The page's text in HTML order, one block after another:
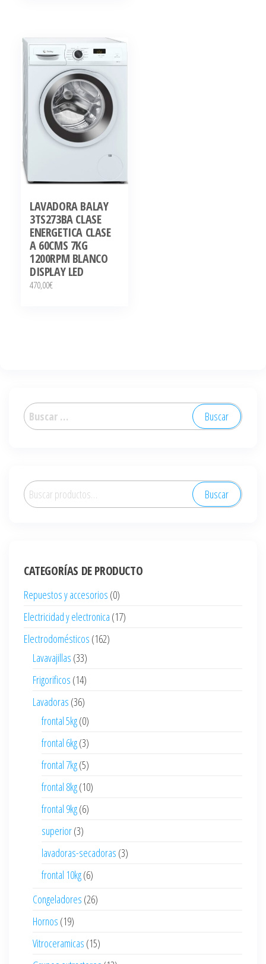
LAVADORA BALAY
3TS273BA CLASE
ENERGETICA CLASE
A 60CMS 7KG
1200RPM BLANCO
DISPLAY LED
470,00€
Buscar:
Buscar
por:
Buscar
CATEGORÍAS DE PRODUCTO
Repuestos y accesorios (0)
Electricidad y electronica (17)
Electrodomésticos (162)
Lavavajillas (33)
Frigorificos (14)
Lavadoras (36)
frontal 5kg(0)
frontal 6kg(3)
frontal 7kg(5)
frontal 8kg(10)
frontal 9kg(6)
superior(3)
lavadoras-secadoras (3)
frontal 10kg(6)
Congeladores (26)
Hornos (19)
Vitroceramicas (15)